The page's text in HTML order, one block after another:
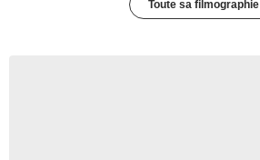
Toute sa filmographie